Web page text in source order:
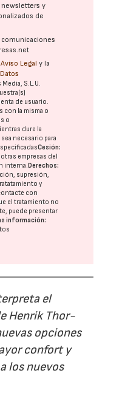
y
de
Aviso Legal y la
S.L.U.
de usuario.
con la misma o
o
dure la
necesario para
Cesión:
empresas del
interna.Derechos:
supresión,
y
con
el tratamiento no
puede presentar
información:
el
Henrik Thor-
opciones
confort y
los nuevos